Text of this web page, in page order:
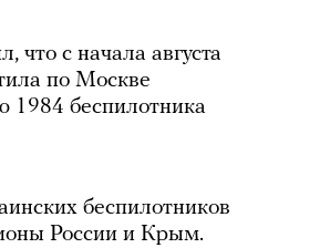
что с начала августа
по Москве
1984 беспилотника
беспилотников
России и Крым.